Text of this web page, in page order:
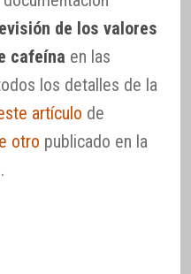
de los valores
cafeína en las
los detalles de la
artículo de
otro publicado en la